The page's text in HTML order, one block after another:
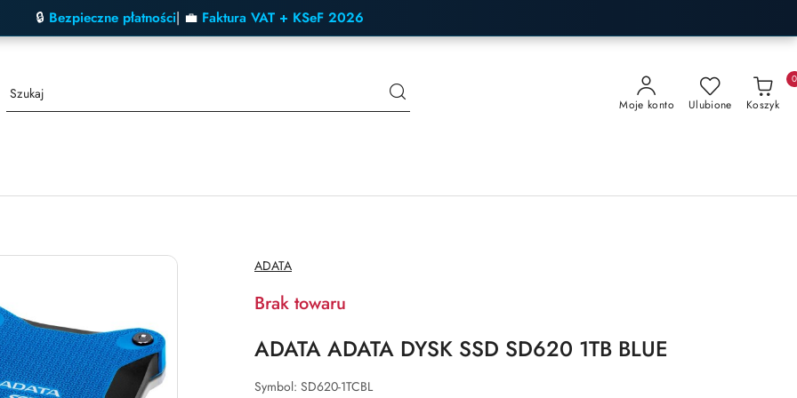
🔒 Bezpieczne płatności| 💼 Faktura VAT + KSeF 2026
Moje konto Ulubione Koszyk
0
NAZWA
PRODUCENTA:
ADATA
Brak towaru
ADATA ADATA DYSK SSD SD620 1TB BLUE
Symbol: SD620-1TCBL